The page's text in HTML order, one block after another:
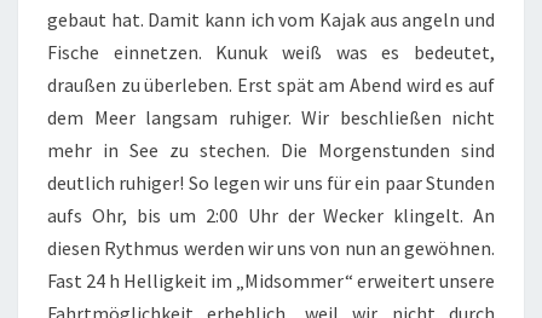
gebaut hat. Damit kann ich vom Kajak aus angeln und
Fische einnetzen. Kunuk weiß was es bedeutet,
draußen zu überleben. Erst spät am Abend wird es auf
dem Meer langsam ruhiger. Wir beschließen nicht
mehr in See zu stechen. Die Morgenstunden sind
deutlich ruhiger! So legen wir uns für ein paar Stunden
aufs Ohr, bis um 2:00 Uhr der Wecker klingelt. An
diesen Rythmus werden wir uns von nun an gewöhnen.
Fast 24 h Helligkeit im „Midsommer“ erweitert unsere
Fahrtmöglichkeit erheblich, weil wir nicht durch